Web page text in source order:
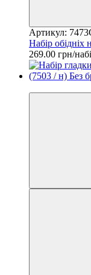
Артикул:
Набір обідніх
269.00 грн/